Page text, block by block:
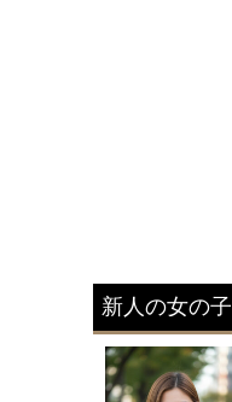
新人の女の子